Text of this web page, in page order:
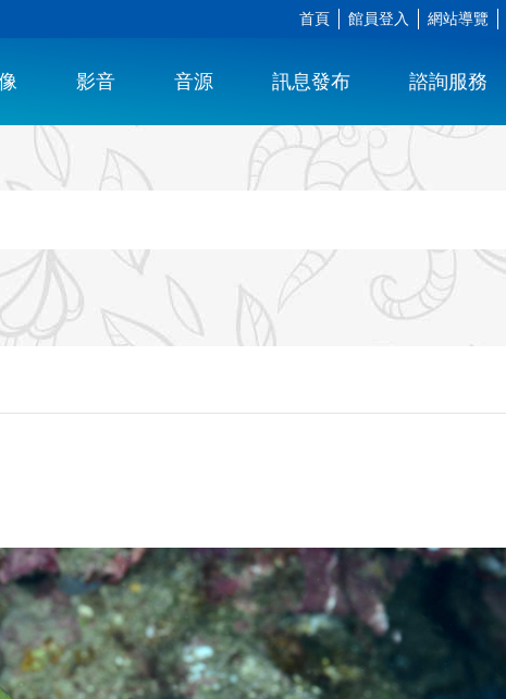
首頁 館員登入 網站導覽
影音 音源 訊息發布 諮詢服務